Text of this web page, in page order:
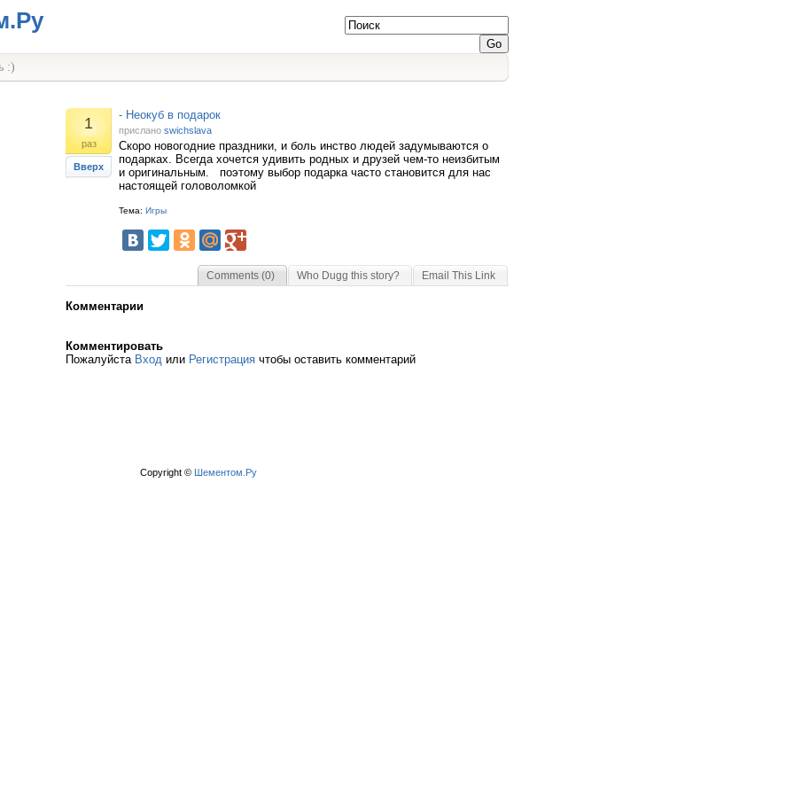
:)
1
раз
Вверх
- Неокуб в подарок
прислано swichslava
Скоро новогодние праздники, и боль инство людей задумываются о
подарках. Всегда хочется удивить родных и друзей чем-то неизбитым
и оригинальным. поэтому выбор подарка часто становится для нас
настоящей головоломкой
Тема: Игры
Comments (0) Who Dugg this story? Email This Link
Комментарии
Комментировать
Пожалуйста Вход или Регистрация чтобы оставить комментарий
Copyright © Шементом.Ру